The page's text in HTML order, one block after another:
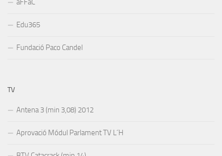
aFFaC
Edu365
Fundació Paco Candel
TV
Antena 3 (min 3,08) 2012
Aprovació Módul Parlament TV L´H